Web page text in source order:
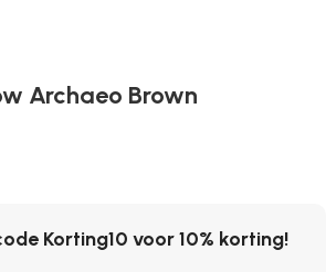
Archaeo Brown
Korting10 voor 10% korting!